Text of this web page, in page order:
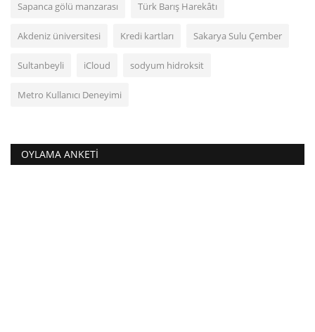
Sapanca gölü manzarası Türk Barış Harekâtı
Akdeniz üniversitesi Kredi kartları Sakarya Sulu Çember
Sultanbeyli iCloud sodyum hidroksit
Metro Kullanıcı Deneyimi
OYLAMA ANKETI